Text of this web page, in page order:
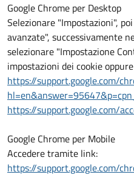
Google Chrome per Desktop
Selezionare "Impostazioni",
avanzate", successivamente
selezionare "Impostazione
impostazioni dei cookie
https://support.google.com/
https://support.google.com/
Google Chrome per Mobile
Accedere tramite link:
https://support.google.com/